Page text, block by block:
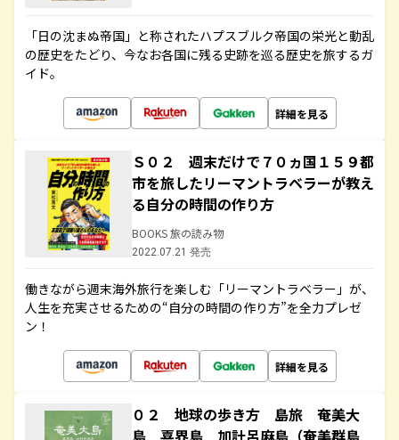
「日の沈まぬ帝国」と称されたハプスブルク帝国の栄光と動乱
の歴史をたどり、今なお各国に残る史跡を巡る歴史を旅するガ
イド。
詳細を見る
Ｓ０２ 週末だけで７０ヵ国１５９都
市を旅したリーマントラベラーが教え
る自分の時間の作り方
BOOKS 旅の読み物
2022.07.21 発売
働きながら週末海外旅行を楽しむ「リーマントラベラー」が、
人生を充実させるための“自分の時間の作り方”を全力プレゼ
ン！
詳細を見る
０２ 地球の歩き方 島旅 奄美大
島 喜界島 加計呂麻島（奄美群島